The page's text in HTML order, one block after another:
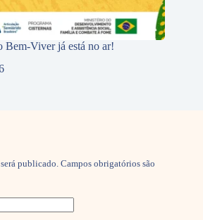
Bem-Viver já está no ar!
publicado. Campos obrigatórios são